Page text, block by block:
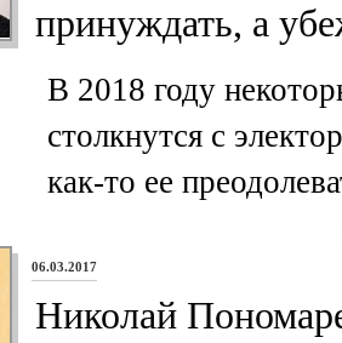
принуждать, а
В 2018 году
столкнутся с
как-то ее
06.03.2017
Николай